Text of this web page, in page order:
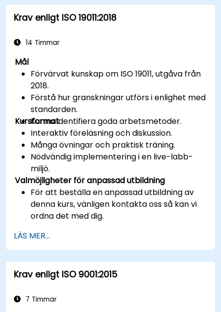
Integrera ISO 10012 med bredare kvalitets-
och riskhanteringsramverk (t.ex., ISO 9001,
Krav enligt ISO 19011:2018
14 Timmar
Mål
Förvärvat kunskap om ISO 19011, utgåva från
2018.
Förstå hur granskningar utförs i enlighet med
standarden.
Kunna identifiera goda arbetsmetoder.
Kursformat
Interaktiv föreläsning och diskussion.
Många övningar och praktisk träning.
Nödvändig implementering i en live-labb-
miljö.
Valmöjligheter för anpassad utbildning
För att beställa en anpassad utbildning av
denna kurs, vänligen kontakta oss så kan vi
ordna det med dig.
LÄS MER...
Krav enligt ISO 9001:2015
7 Timmar